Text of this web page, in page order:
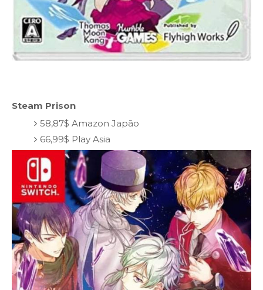
Steam Prison
58,87$ Amazon Japão
66,99$ Play Asia